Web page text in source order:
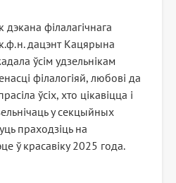
філалагічнага
дацэнт Кацярына
ўсім удзельнікам
філалогіяй, любові да
ўсіх, хто цікавіцца і
у секцыйных
праходзіць на
ў красавіку 2025 года.